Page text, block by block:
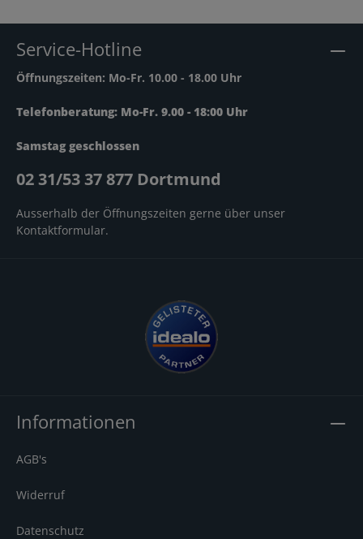
Service-Hotline
Öffnungszeiten: Mo-Fr. 10.00 - 18.00 Uhr
Telefonberatung: Mo-Fr. 9.00 - 18:00 Uhr
Samstag geschlossen
02 31/53 37 877 Dortmund
Ausserhalb der Öffnungszeiten gerne über unser
Kontaktformular.
Informationen
AGB's
Widerruf
Datenschutz